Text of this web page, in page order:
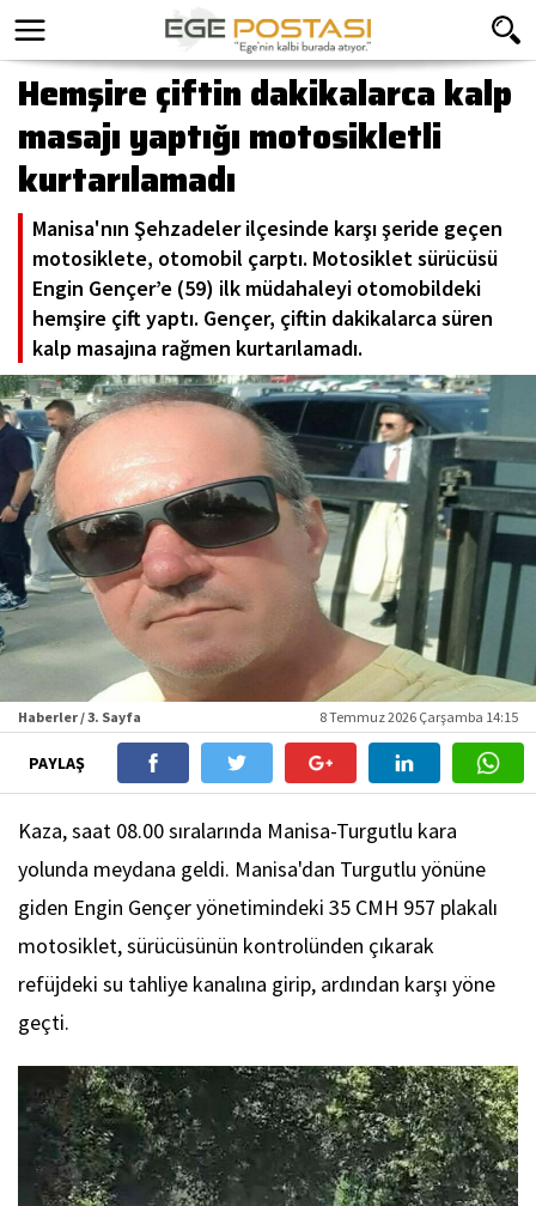
Hemşire çiftin dakikalarca kalp
masajı yaptığı motosikletli
kurtarılamadı
Manisa'nın Şehzadeler ilçesinde karşı şeride geçen
motosiklete, otomobil çarptı. Motosiklet sürücüsü
Engin Gençer’e (59) ilk müdahaleyi otomobildeki
hemşire çift yaptı. Gençer, çiftin dakikalarca süren
kalp masajına rağmen kurtarılamadı.
Haberler / 3. Sayfa 8 Temmuz 2026 Çarşamba 14:15
PAYLAŞ
Kaza, saat 08.00 sıralarında Manisa-Turgutlu kara
yolunda meydana geldi. Manisa'dan Turgutlu yönüne
giden Engin Gençer yönetimindeki 35 CMH 957 plakalı
motosiklet, sürücüsünün kontrolünden çıkarak
refüjdeki su tahliye kanalına girip, ardından karşı yöne
geçti.